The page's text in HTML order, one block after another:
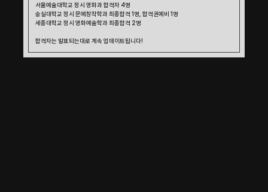
서울예술대학교 정시 영화과 합격자 4명
숭실대학교 정시 문예창작학과 최종합격 1명, 합격권예비 1명
세종대학교 정시 영화예술학과 최종합격 2명
합격자는 발표되는대로 계속 업데이트됩니다!